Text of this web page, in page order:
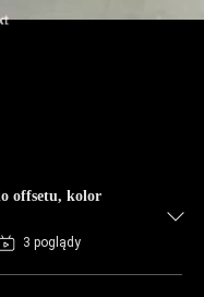
offsetu, kolor
3 poglądy